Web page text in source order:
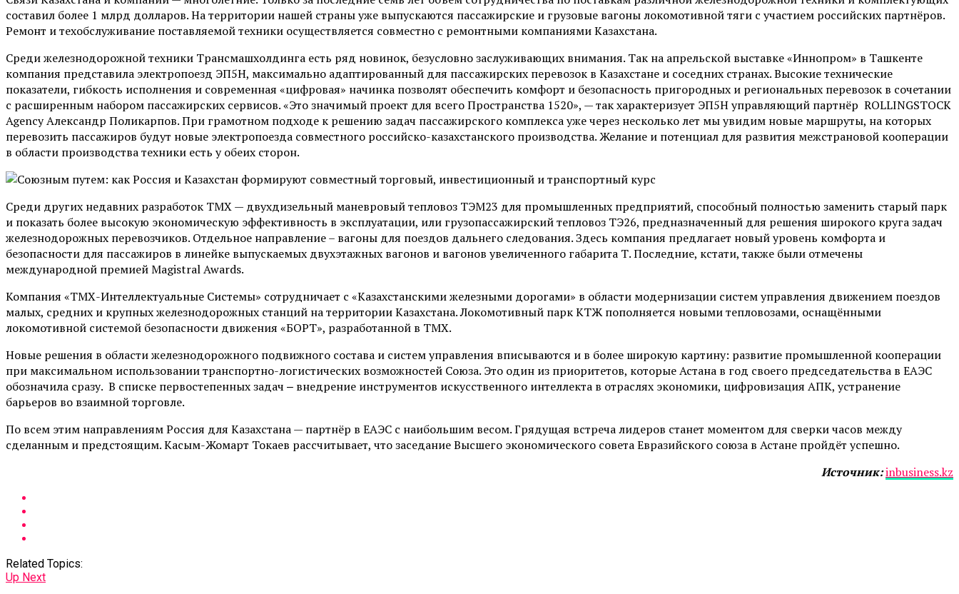
составил более 1 млрд долларов. На территории нашей страны уже выпускаются пассажирские и грузовые вагоны локомотивной тяги с участием российских партнёров.
Ремонт и техобслуживание поставляемой техники осуществляется совместно с ремонтными компаниями Казахстана.
Среди железнодорожной техники Трансмашхолдинга есть ряд новинок, безусловно заслуживающих внимания. Так на апрельской выставке «Иннопром» в Ташкенте
компания представила электропоезд ЭП5Н, максимально адаптированный для пассажирских перевозок в Казахстане и соседних странах. Высокие технические
показатели, гибкость исполнения и современная «цифровая» начинка позволят обеспечить комфорт и безопасность пригородных и региональных перевозок в сочетании
с расширенным набором пассажирских сервисов. «Это значимый проект для всего Пространства 1520», — так характеризует ЭП5Н управляющий партнёр ROLLINGSTOCK
Agency Александр Поликарпов. При грамотном подходе к решению задач пассажирского комплекса уже через несколько лет мы увидим новые маршруты, на которых
перевозить пассажиров будут новые электропоезда совместного российско-казахстанского производства. Желание и потенциал для развития межстрановой кооперации
в области производства техники есть у обеих сторон.
Среди других недавних разработок ТМХ — двухдизельный маневровый тепловоз ТЭМ23 для промышленных предприятий, способный полностью заменить старый парк
и показать более высокую экономическую эффективность в эксплуатации, или грузопассажирский тепловоз ТЭ26, предназначенный для решения широкого круга задач
железнодорожных перевозчиков. Отдельное направление – вагоны для поездов дальнего следования. Здесь компания предлагает новый уровень комфорта и
безопасности для пассажиров в линейке выпускаемых двухэтажных вагонов и вагонов увеличенного габарита Т. Последние, кстати, также были отмечены
международной премией Magistral Awards.
Компания «ТМХ-Интеллектуальные Системы» сотрудничает с «Казахстанскими железными дорогами» в области модернизации систем управления движением поездов
малых, средних и крупных железнодорожных станций на территории Казахстана. Локомотивный парк КТЖ пополняется новыми тепловозами, оснащёнными
локомотивной системой безопасности движения «БОРТ», разработанной в ТМХ.
Новые решения в области железнодорожного подвижного состава и систем управления вписываются и в более широкую картину: развитие промышленной кооперации
при максимальном использовании транспортно-логистических возможностей Союза. Это один из приоритетов, которые Астана в год своего председательства в ЕАЭС
обозначила сразу. В списке первостепенных задач ‒ внедрение инструментов искусственного интеллекта в отраслях экономики, цифровизация АПК, устранение
барьеров во взаимной торговле.
По всем этим направлениям Россия для Казахстана — партнёр в ЕАЭС с наибольшим весом. Грядущая встреча лидеров станет моментом для сверки часов между
сделанным и предстоящим. Касым-Жомарт Токаев рассчитывает, что заседание Высшего экономического совета Евразийского союза в Астане пройдёт успешно.
Источник:inbusiness.kz
Related Topics:
Up Next